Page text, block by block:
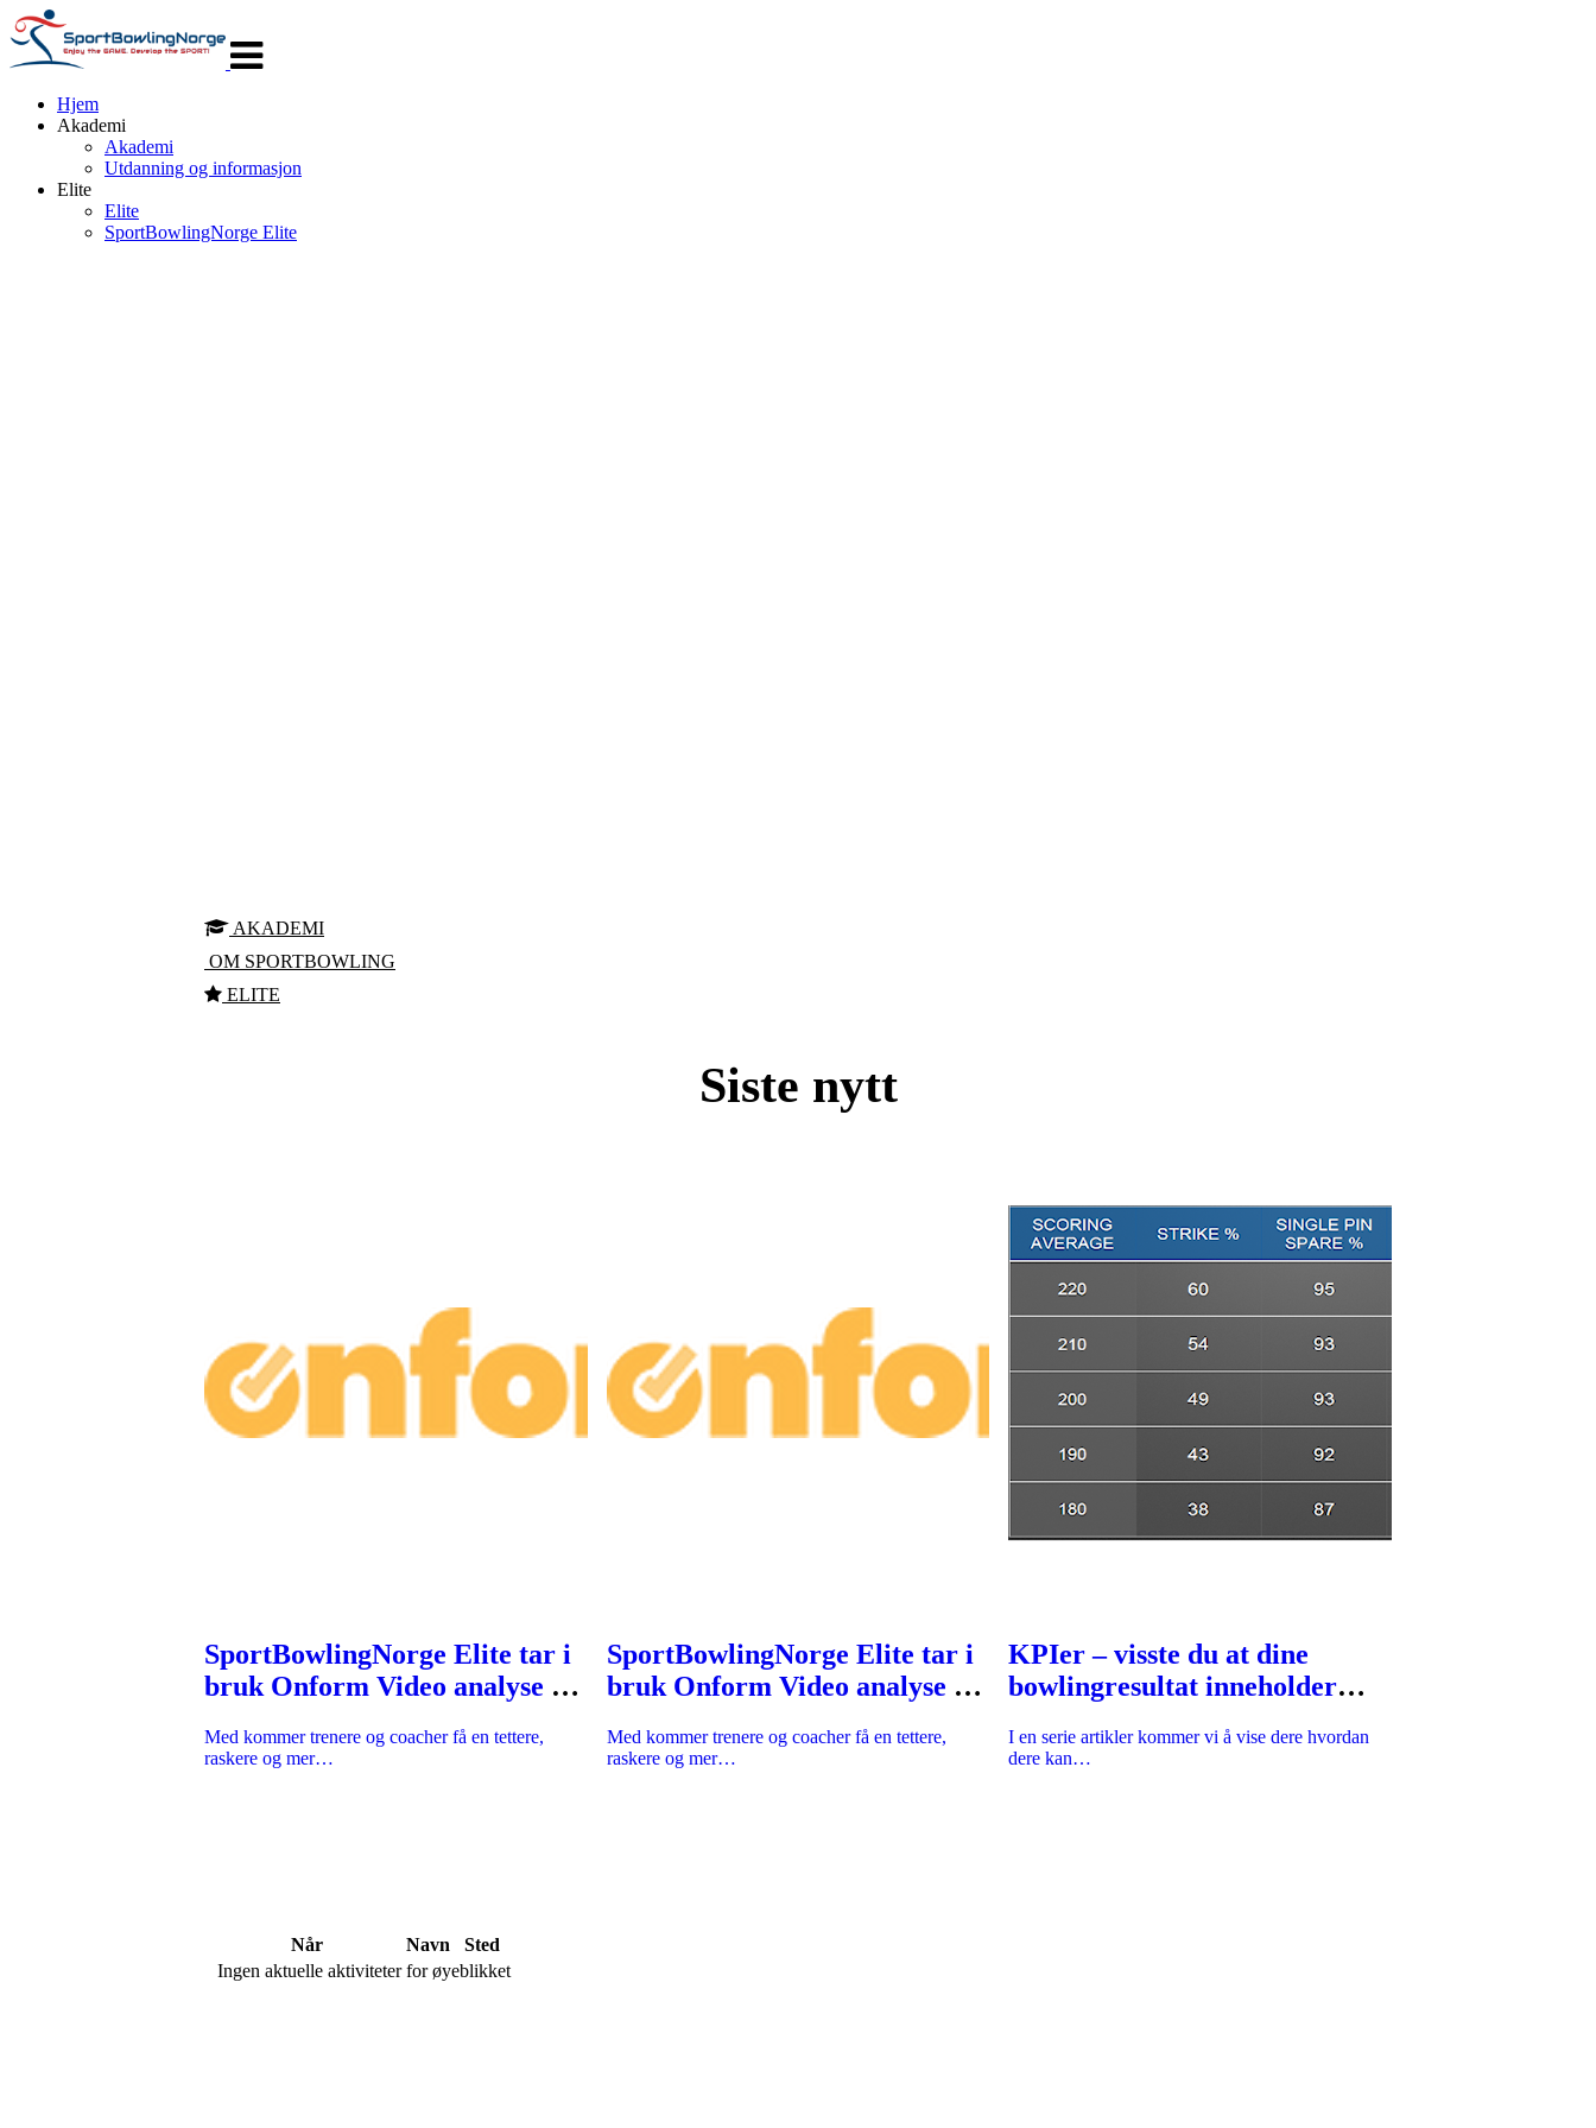
navigasjon
Hjem
Akademi
Akademi
Utdanning og informasjon
Elite
Elite
SportBowlingNorge Elite
AKADEMI
OM SPORTBOWLING
ELITE
Siste nytt
SportBowlingNorge Elite tar i
bruk Onform Video analyse og
Med kommer trenere og coacher få en tettere,
raskere og mer…
SportBowlingNorge Elite tar i
bruk Onform Video analyse og
Med kommer trenere og coacher få en tettere,
raskere og mer…
KPIer – visste du at dine
bowlingresultat inneholder
din bowlingprestasjon?
I en serie artikler kommer vi å vise dere hvordan
dere kan…
Når Navn
Sted
Ingen aktuelle aktiviteter for øyeblikket